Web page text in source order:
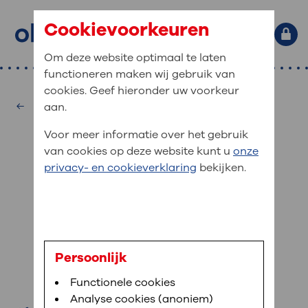
Primaire website navigatie
Home
Afdelingen
Medische informatie
Uw verblijf in OLVG
Werken bij OLVG
: waar bent u naar op zoek?
Veel gezocht: Bloedafname , MijnOLVG ,Digitalisering
MijnOLVG
gegevens inzien
MijnOLVG is het patiëntenportaal van OLVG. In
sneller helpen.
Direct naar MijnOLVG
Kindergeneeskunde
dr. M. Chegary
kinderarts
Cookievoorkeuren
Om deze website optimaal te laten
functioneren maken wij gebruik van
cookies. Geef hieronder uw voorkeur
aan.
Voor meer informatie over het gebruik
van cookies op deze website kunt u onze
privacy- en cookieverklaring bekijken.
Persoonlijk
Functionele cookies
Analyse cookies (anoniem)